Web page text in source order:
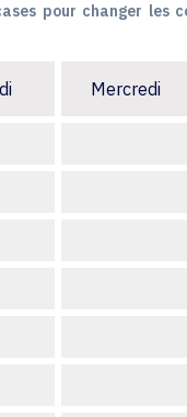
pour changer les
Mercredi